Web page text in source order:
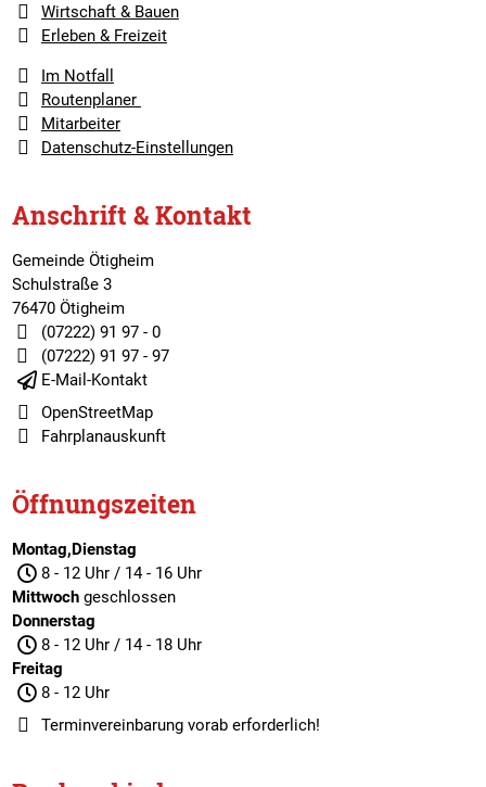
Wirtschaft & Bauen
Erleben & Freizeit
Im Notfall
Routenplaner
Mitarbeiter
Datenschutz-Einstellungen
Anschrift & Kontakt
Gemeinde Ötigheim
Schulstraße 3
76470 Ötigheim
(07222) 91 97 - 0
(07222) 91 97 - 97
E-Mail-Kontakt
OpenStreetMap
Fahrplanauskunft
Öffnungszeiten
Montag,Dienstag
8 - 12 Uhr / 14 - 16 Uhr
Mittwochgeschlossen
Donnerstag
8 - 12 Uhr / 14 - 18 Uhr
Freitag
8 - 12 Uhr
Terminvereinbarungvorab erforderlich!